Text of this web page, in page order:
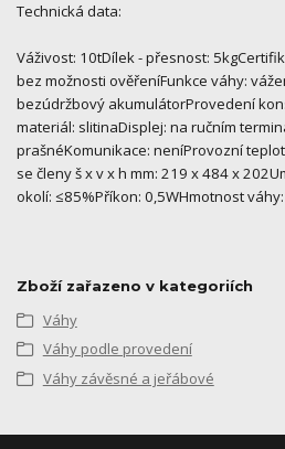
Technická data:
Váživost: 10tDílek - přesnost:
bez možnosti ověřeníFunkce váhy:
bezúdržbový akumulátorProvedení
materiál: slitinaDisplej: na ručním
prašnéKomunikace: neníProvozní
se členy š x v x h mm: 219 x 484 x
okolí: ≤85%Příkon: 0,5WHmotnost
Zboží zařazeno v kategoriích
Váhy
Váhy podle provedení
Váhy závěsné a jeřábové